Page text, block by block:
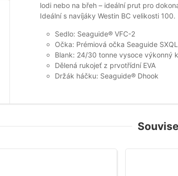
lodi nebo na břeh – ideální prut pro
Ideální s navíjáky Westin BC velikosti 100.
Sedlo: Seaguide® VFC-2
Očka: Prémiová očka Seaguide
Blank: 24/30 tonne vysoce výkonný
Dělená rukojeť z prvotřídní EVA
Držák háčku: Seaguide® Dhook